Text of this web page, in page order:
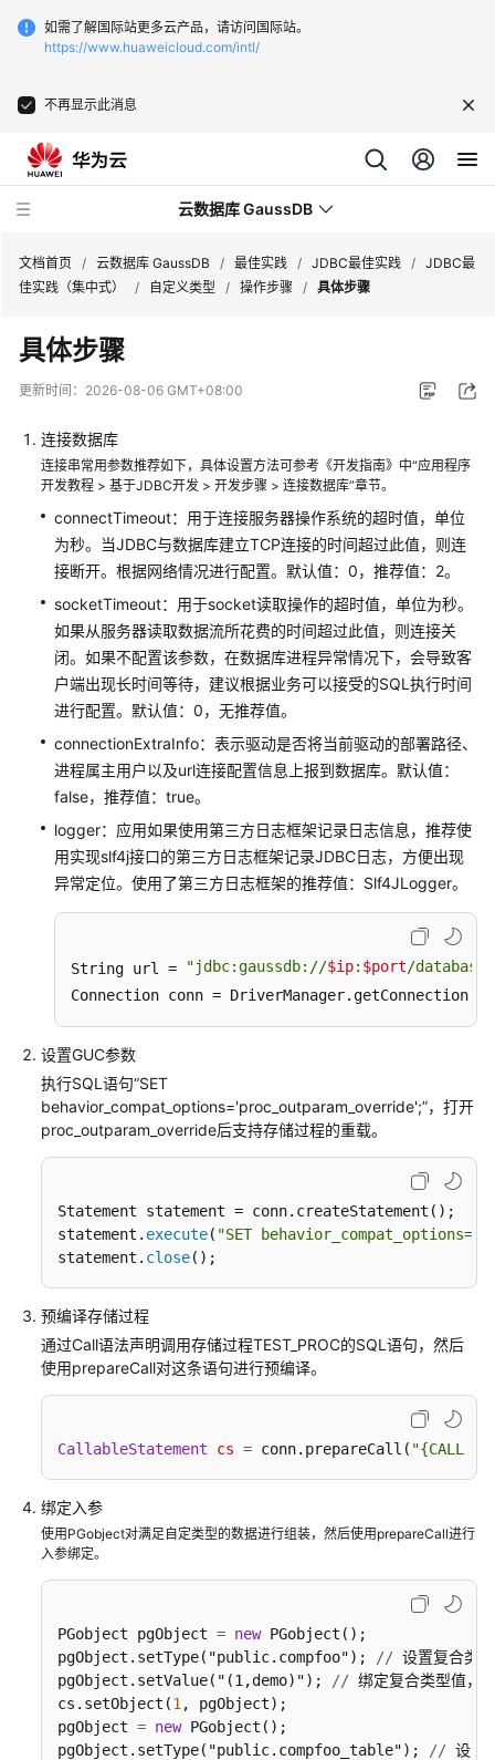
如需了解国际站更多云产品，请访问国际站。
https://www.huaweicloud.com/intl/
不再显示此消息
云数据库 GaussDB
最
新
动
服
务
品
介
说
明
快
南
开
发
指
参
考
最
践
最
佳
GaussDB
安
全
文档首页 / 云数据库 GaussDB / 最佳实践 / JDBC最佳实践 / JDBC最
佳实践（集中式）
/ 自定义类型 / 操作步骤 / 具体步骤
具体步骤
更新时间： 2026-08-06 GMT+08:00
连接数据库
连接串常用参数推荐如下，具体设置方法可参考《开发指南》中“应用程序
开发教程 > 基于JDBC开发 > 开发步骤 > 连接数据库”章节。
connectTimeout：用于连接服务器操作系统的超时值，单位
为秒。当JDBC与数据库建立TCP连接的时间超过此值，则连
接断开。根据网络情况进行配置。默认值：0，推荐值：2。
socketTimeout：用于socket读取操作的超时值，单位为秒。
如果从服务器读取数据流所花费的时间超过此值，则连接关
闭。如果不配置该参数，在数据库进程异常情况下，会导致客
户端出现长时间等待，建议根据业务可以接受的SQL执行时间
进行配置。默认值：0，无推荐值。
connectionExtraInfo：表示驱动是否将当前驱动的部署路径、
进程属主用户以及url连接配置信息上报到数据库。默认值：
false，推荐值：true。
logger：应用如果使用第三方日志框架记录日志信息，推荐使
用实现slf4j接口的第三方日志框架记录JDBC日志，方便出现
异常定位。使用了第三方日志框架的推荐值：Slf4JLogger。
String url = "jdbc:gaussdb://$ip: $port/
Connection conn = DriverManager.getConnection(
设置GUC参数
执行SQL语句“SET
behavior_compat_options='proc_outparam_override';”，打开
proc_outparam_override后支持存储过程的重载。
Statement statement = conn.createStatement();
statement. execute( "SET
statement. close();
预编译存储过程
通过Call语法声明调用存储过程TEST_PROC的SQL语句，然后
使用prepareCall对这条语句进行预编译。
CallableStatement cs = conn.prepareCall( "{CALL
绑定入参
使用PGobject对满足自定类型的数据进行组装，然后使用prepareCall进行
入参绑定。
PGobject pgObject = new PGobject();
pgObject.setType("public.compfoo");
// 设置复合类
pgObject.setValue("(1,demo)");
// 绑定复合类型值
cs.setObject(1 , pgObject);
pgObject = new PGobject();
pgObject.setType("public.compfoo_table");
// 设置